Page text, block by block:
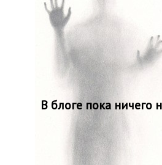
В блоге пока ничего